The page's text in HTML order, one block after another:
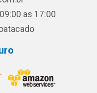
as 17:00